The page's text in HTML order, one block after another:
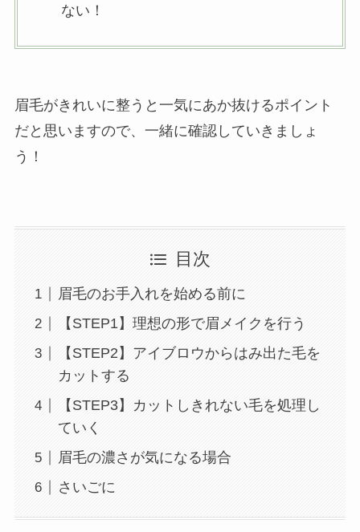
ない！
眉毛がきれいに整うと一気にあか抜けるポイント
だと思いますので、一緒に確認していきましょ
う！
目次
眉毛のお手入れを始める前に
【STEP1】理想の形で眉メイクを行う
【STEP2】アイブロウからはみ出た毛を
カットする
【STEP3】カットしきれない毛を処理し
ていく
眉毛の濃さが気になる場合
さいごに